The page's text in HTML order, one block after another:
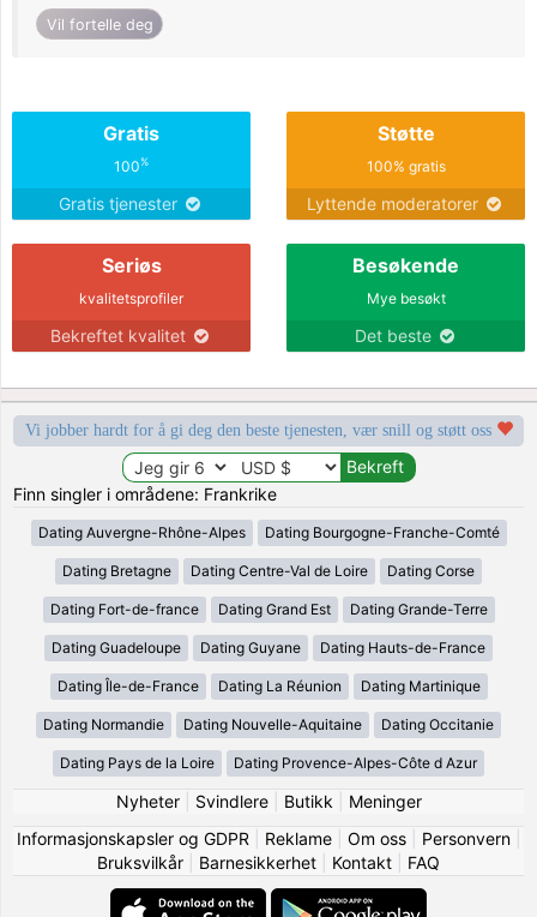
Vil fortelle deg
Gratis
100%
Gratis tjenester
Støtte
100% gratis
Lyttende moderatorer
Seriøs
kvalitetsprofiler
Bekreftet kvalitet
Besøkende
Mye besøkt
Det beste
Vi jobber hardt for å gi deg den beste tjenesten, vær snill og støtt oss
Finn singler i områdene: Frankrike
Dating Auvergne-Rhône-Alpes Dating Bourgogne-Franche-Comté
Dating Bretagne Dating Centre-Val de Loire Dating Corse
Dating Fort-de-france Dating Grand Est Dating Grande-Terre
Dating Guadeloupe Dating Guyane Dating Hauts-de-France
Dating Île-de-France Dating La Réunion Dating Martinique
Dating Normandie Dating Nouvelle-Aquitaine Dating Occitanie
Dating Pays de la Loire Dating Provence-Alpes-Côte d Azur
Nyheter| Svindlere| Butikk
Meninger
Informasjonskapsler og GDPR
Reklame| Om oss| Personvern|
Bruksvilkår
Barnesikkerhet Kontakt FAQ